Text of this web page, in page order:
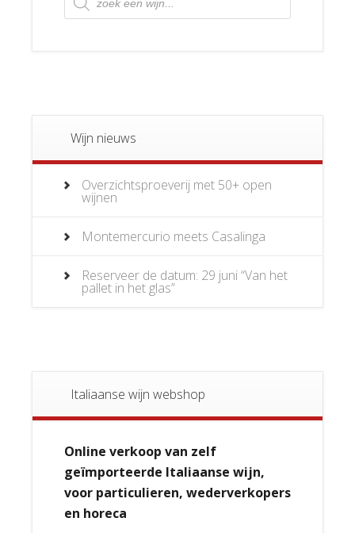
zoeken
Wijn nieuws
Overzichtsproeverij met 50+ open
wijnen
Montemercurio meets Casalinga
Reserveer de datum: 29 juni “Van het
pallet in het glas”
Italiaanse wijn webshop
Online verkoop van zelf
geïmporteerde Italiaanse wijn,
voor particulieren, wederverkopers
en horeca